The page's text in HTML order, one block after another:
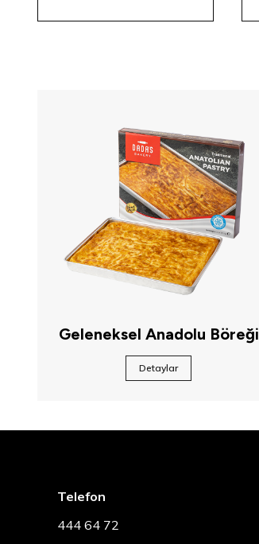
Geleneksel Anadolu Böreği
Detaylar
Telefon
444 64 72